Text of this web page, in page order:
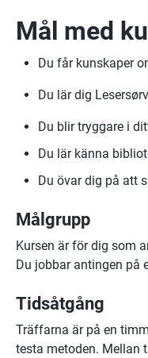
Mål med
Du får kunskaper
Du lär dig
Du blir tryggare i
Du lär känna
Du övar dig på att
Målgrupp
Kursen är för dig som
Du jobbar antingen på
Tidsåtgång
Träffarna är på en